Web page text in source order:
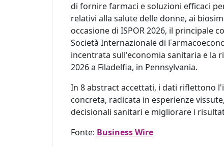
di fornire farmaci e soluzioni efficaci
relativi alla salute delle donne, ai
occasione di ISPOR 2026, il principale
Società Internazionale di
incentrata sull'economia sanitaria e la
2026 a Filadelfia, in Pennsylvania.
In 8 abstract accettati, i dati riflettono
concreta, radicata in esperienze
decisionali sanitari e migliorare i
Fonte: Business Wire